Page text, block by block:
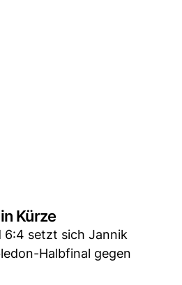
Kürze
6:4 setzt sich Jannik
Halbfinal gegen